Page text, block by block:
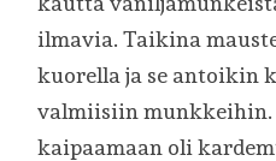
ilmavia. Taikina
kuorella ja se antoikin
valmiisiin munkkeihin.
kaipaamaan oli